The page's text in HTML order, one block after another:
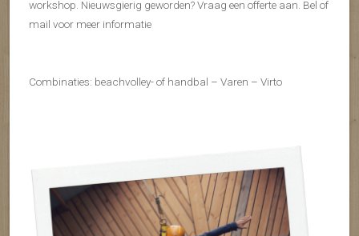
workshop. Nieuwsgierig geworden? Vraag een offerte aan. Bel of
mail voor meer informatie
Combinaties: beachvolley- of handbal – Varen – Virto